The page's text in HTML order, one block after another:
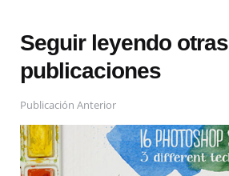
Seguir leyendo otras
publicaciones
Publicación Anterior